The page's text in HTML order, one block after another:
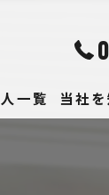
一覧 当社